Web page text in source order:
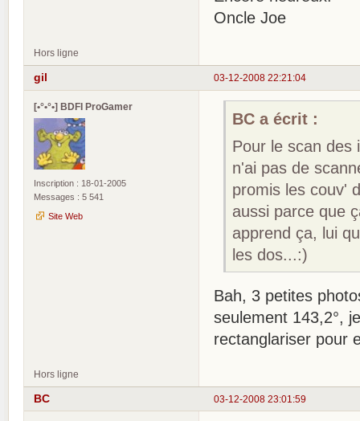
Oncle Joe
Hors ligne
03-12-2008 22:21:04
gil
[•°•°•] BDFI ProGamer
Inscription : 18-01-2005
Messages : 5 541
Site Web
BC a écrit :
Pour le scan des
n'ai pas de
promis les couv'
aussi parce que
apprend ça, lui
les dos...:)
Bah, 3 petites
seulement 143,2°,
rectanglariser pour
Hors ligne
03-12-2008 23:01:59
BC